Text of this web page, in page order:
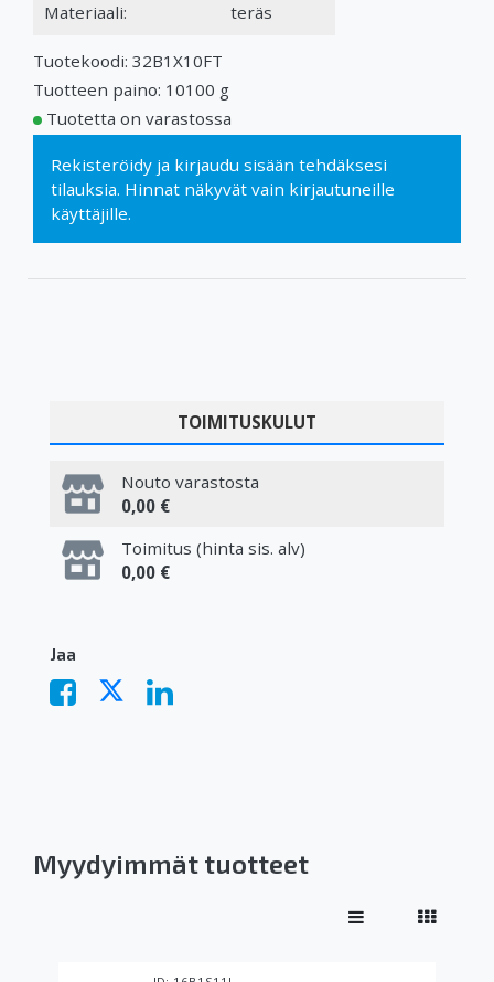
Materiaali: teräs
Tuotekoodi: 32B1X10FT
Tuotteen paino: 10100 g
Tuotetta on varastossa
Rekisteröidy ja kirjaudu sisään tehdäksesi
tilauksia. Hinnat näkyvät vain kirjautuneille
käyttäjille.
TOIMITUSKULUT
Nouto varastosta
0,00 €
Toimitus (hinta sis. alv)
0,00 €
Jaa
Myydyimmät tuotteet